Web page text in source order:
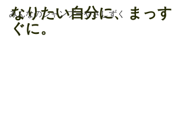
みんなのシャンプーやさしずく
なりたい自分に、まっす
ぐに。